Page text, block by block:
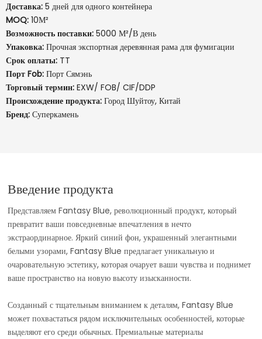
Доставка: 5 дней для одного контейнера
MOQ: 10М²
Возможность поставки: 5000 М²/В день
Упаковка: Прочная экспортная деревянная рама для фумигации
Срок оплаты: TT
Порт Fob: Порт Сямэнь
Торговый термин: EXW/ FOB/ CIF/DDP
Происхождение продукта: Город Шуйтоу, Китай
Бренд: Суперкамень
Введение продукта
Представляем Fantasy Blue, революционный продукт, который
превратит ваши повседневные впечатления в нечто
экстраординарное. Яркий синий фон, украшенный элегантными
белыми узорами, Fantasy Blue предлагает уникальную и
очаровательную эстетику, которая очарует ваши чувства и поднимет
ваше пространство на новую высоту изысканности.
Созданный с тщательным вниманием к деталям, Fantasy Blue
может похвастаться рядом исключительных особенностей, которые
выделяют его среди обычных. Премиальные материалы